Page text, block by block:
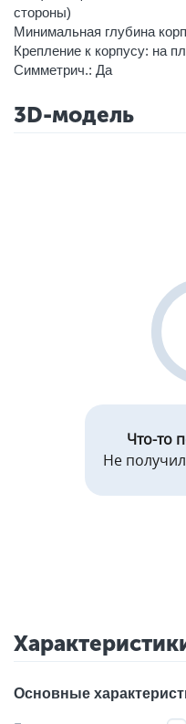
стороны)
Минимальная глубина
Крепление к корпусу: на
Симметрич.: Да
3D-модель
Что-то
Не
Основные